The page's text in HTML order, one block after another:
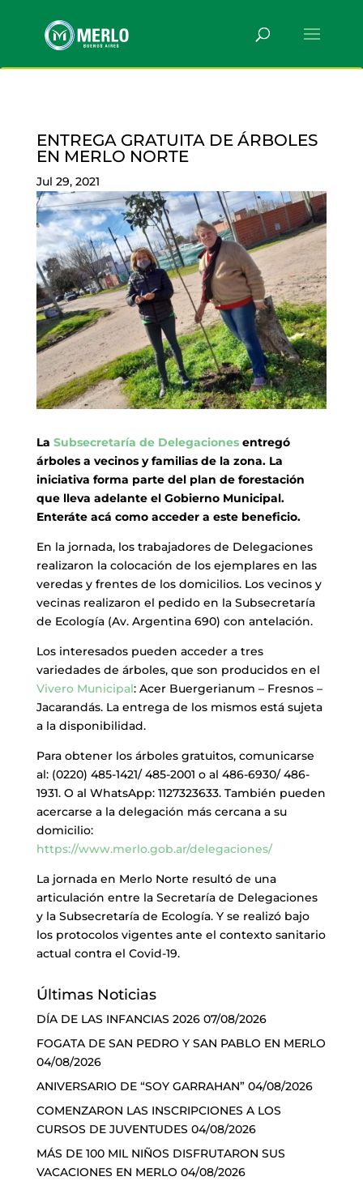
ENTREGA GRATUITA DE ÁRBOLES
EN MERLO NORTE
Jul 29, 2021
La Subsecretaría de Delegacionesentregó
árboles a vecinos y familias de la zona. La
iniciativa forma parte del plan de forestación
que lleva adelante el Gobierno Municipal.
Enteráte acá como acceder a este beneficio.
En la jornada, los trabajadores de Delegaciones
realizaron la colocación de los ejemplares en las
veredas y frentes de los domicilios. Los vecinos y
vecinas realizaron el pedido en la Subsecretaría
de Ecología (Av. Argentina 690) con antelación.
Los interesados pueden acceder a tres
variedades de árboles, que son producidos en el
Vivero Municipal: Acer Buergerianum – Fresnos –
Jacarandás. La entrega de los mismos está sujeta
a la disponibilidad.
Para obtener los árboles gratuitos, comunicarse
al: (0220) 485-1421/ 485-2001 o al 486-6930/ 486-
1931. O al WhatsApp: 1127323633. También pueden
acercarse a la delegación más cercana a su
domicilio:
https://www.merlo.gob.ar/delegaciones/
La jornada en Merlo Norte resultó de una
articulación entre la Secretaría de Delegaciones
y la Subsecretaría de Ecología. Y se realizó bajo
los protocolos vigentes ante el contexto sanitario
actual contra el Covid-19.
Últimas Noticias
DÍA DE LAS INFANCIAS 2026 07/08/2026
FOGATA DE SAN PEDRO Y SAN PABLO EN MERLO
04/08/2026
ANIVERSARIO DE “SOY GARRAHAN” 04/08/2026
COMENZARON LAS INSCRIPCIONES A LOS
CURSOS DE JUVENTUDES 04/08/2026
MÁS DE 100 MIL NIÑOS DISFRUTARON SUS
VACACIONES EN MERLO 04/08/2026